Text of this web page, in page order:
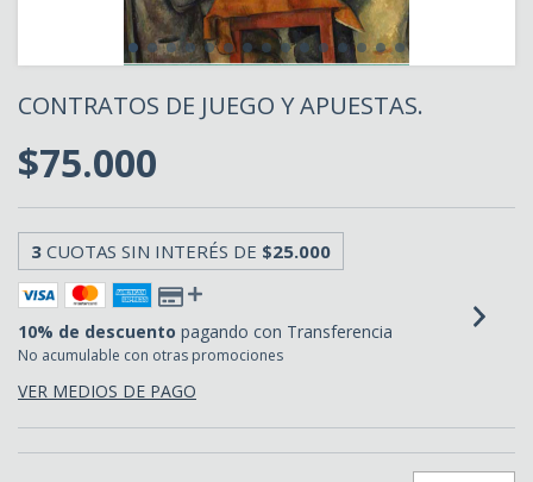
CONTRATOS DE JUEGO Y APUESTAS.
$75.000
3 CUOTAS SIN INTERÉS DE $25.000
10% de descuento pagando con Transferencia
No acumulable con otras promociones
VER MEDIOS DE PAGO